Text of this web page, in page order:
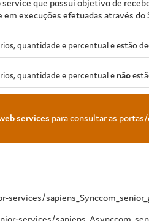
que possui objetivo de
execuções efetuadas através do
quantidade e percentual e estão
quantidade e percentual e não
services para consultar as